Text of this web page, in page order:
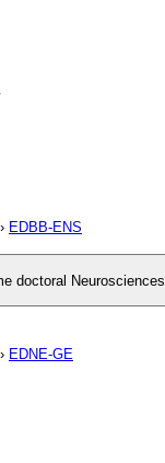
› EDBB-ENS
doctoral Neurosciences
› EDNE-GE